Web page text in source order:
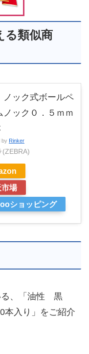
る類似商
ノック式ボールペ
ノック０．５ｍｍ
by Rinker
(ZEBRA)
場
ショッピング
る、「油性 黒
入り」をご紹介